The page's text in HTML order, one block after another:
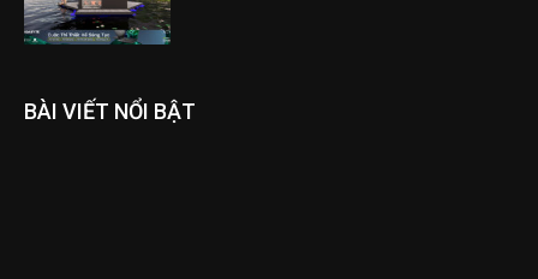
BÀI VIẾT NỔI BẬT